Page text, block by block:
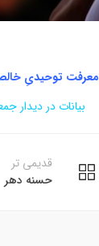
معرفت توحیدیِ
بیانات در دیدار
قدیمی تر
حسنه دهر